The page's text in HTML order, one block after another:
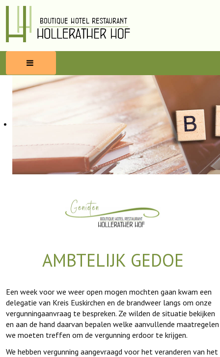
HOME
WELLNESS
AMBTELIJK GEDOE
Een week voor we weer open mogen mochten gaan kwam een
delegatie van Kreis Euskirchen en de brandweer langs om onze
vergunningaanvraag te bespreken. Ze wilden de situatie bekijken
en aan de hand daarvan bepalen welke aanvullende maatregelen
we moeten treffen om de vergunning erdoor te krijgen.
We hebben vergunning aangevraagd voor het veranderen van het